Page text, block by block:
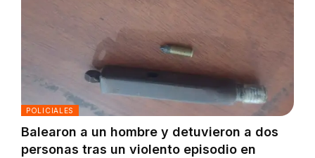
POLICIALES
Balearon a un hombre y detuvieron a dos
personas tras un violento episodio en